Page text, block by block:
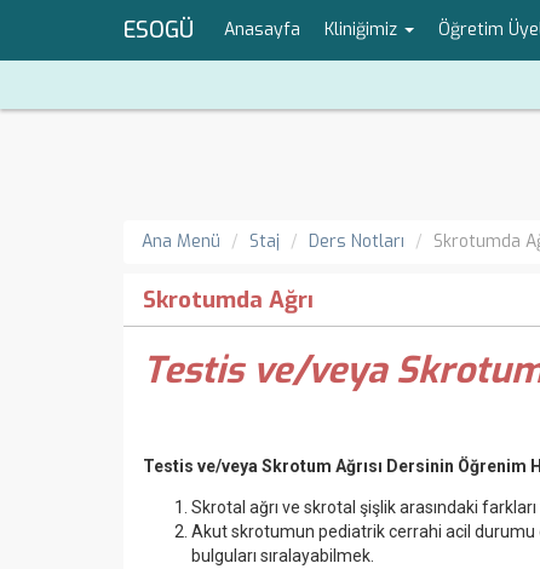
ESOGÜ Anasayfa Kliniğimiz Öğretim
Ana Menü Staj Ders Notları Skrotumda
Skrotumda Ağrı
Testis ve/veya
Testis ve/veya Skrotum Ağrısı Dersinin Öğrenim
Skrotal ağrı ve skrotal şişlik arasındaki farkları
Akut skrotumun pediatrik cerrahi acil
bulguları sıralayabilmek.